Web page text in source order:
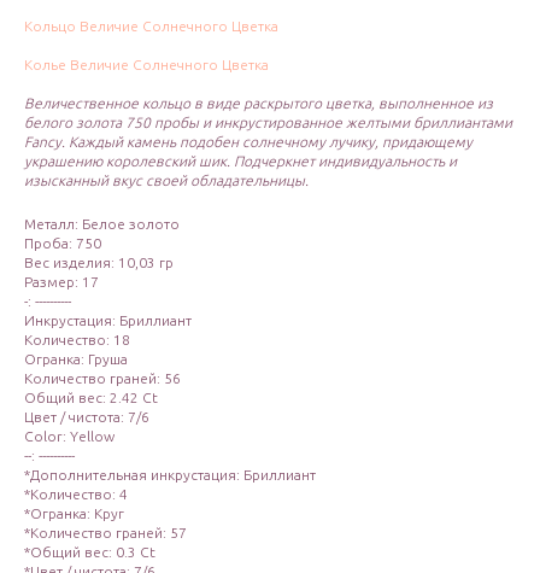
Кольцо Величие Солнечного Цветка
Колье Величие Солнечного Цветка
Величественное кольцо в виде раскрытого цветка, выполненное из
белого золота 750 пробы и инкрустированное желтыми бриллиантами
Fancy. Каждый камень подобен солнечному лучику, придающему
украшению королевский шик. Подчеркнет индивидуальность и
изысканный вкус своей обладательницы.
Металл: Белое золото
Проба: 750
Вес изделия: 10,03 гр
Размер: 17
-: ----------
Инкрустация: Бриллиант
Количество: 18
Огранка: Груша
Количество граней: 56
Общий вес: 2.42 Ct
Цвет / чистота: 7/6
Color: Yellow
--: ----------
*Дополнительная инкрустация: Бриллиант
*Количество: 4
*Огранка: Круг
*Количество граней: 57
*Общий вес: 0.3 Ct